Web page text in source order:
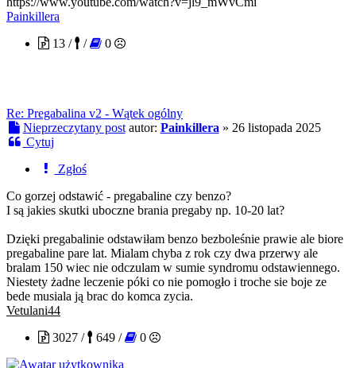
Painkillera
13 /
/ 0
Re: Pregabalina v2 - Wątek ogólny
Nieprzeczytany post autor: Painkillera » 26 listopada 2025
Cytuj
Zgłoś
Co gorzej odstawić - pregabaline czy benzo?
I są jakies skutki uboczne brania pregaby np. 10-20 lat?
Dzięki pregabalinie odstawiłam benzo bezboleśnie prawie ale biore
pregabaline pare lat. Mialam chyba z rok czy dwa przerwy ale
bralam 150 wiec nie odczulam w sumie syndromu odstawiennego.
Niestety żadne leczenie póki co nie pomogło i troche sie boje ze
bede musiala ją brac do komca zycia.
Vetulani44
3027 /
649 / 0